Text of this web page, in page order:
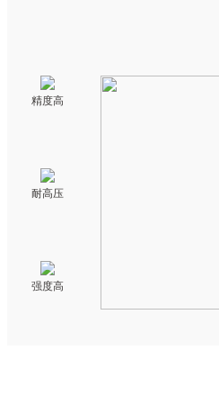
精度高
耐高压
强度高